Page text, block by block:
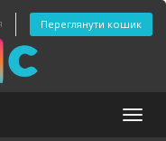
Переглянути кошик